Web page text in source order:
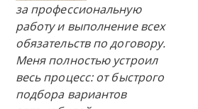
за профессиональную
работу и выполнение всех
обязательств по договору.
Меня полностью устроил
весь процесс: от быстрого
подбора вариантов